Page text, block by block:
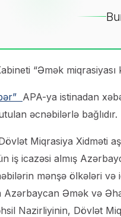
“Əmək miqrasiyası
APA-ya istinadan
əcnəbilərlə bağlıdır.
Miqrasiya Xidməti
iş icazəsi almış
mənşə ölkələri və
Azərbaycan Əmək və
Nazirliyinin, Dövlət